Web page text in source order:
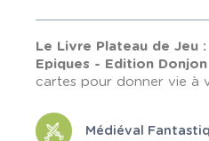
Le Livre Plateau de Jeu
Epiques - Edition Donjon
cartes pour donner vie à
Médiéval